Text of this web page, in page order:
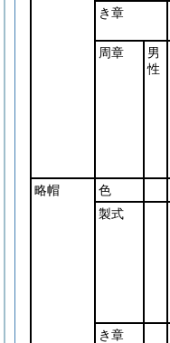
き章
周章
男
性
略帽
色
製式
き章